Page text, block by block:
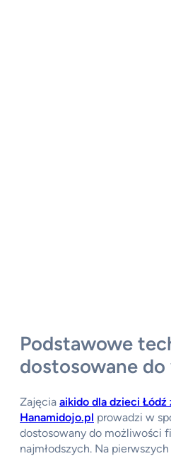
Podstawowe
dostosowane
Zajęcia aikido dla dzieci
Hanamidojo.pl prowadzi w
dostosowany do możliwości
najmłodszych. Na